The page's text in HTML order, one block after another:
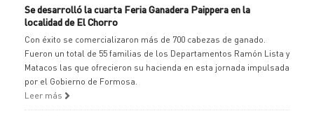
Se desarrolló la cuarta Feria Ganadera Paippera en la
localidad de El Chorro
Con éxito se comercializaron más de 700 cabezas de ganado.
Fueron un total de 55 familias de los Departamentos Ramón Lista y
Matacos las que ofrecieron su hacienda en esta jornada impulsada
por el Gobierno de Formosa.
Leer más